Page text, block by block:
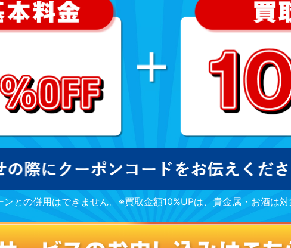
との併用はできません。※買取金額10%UPは、貴金属・お酒は対